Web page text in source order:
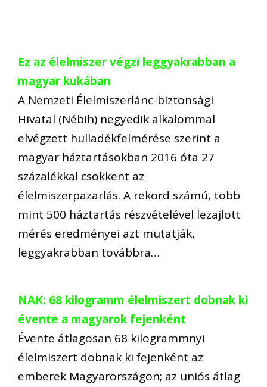
Ez az élelmiszer végzi leggyakrabban a
magyar kukában
A Nemzeti Élelmiszerlánc-biztonsági
Hivatal (Nébih) negyedik alkalommal
elvégzett hulladékfelmérése szerint a
magyar háztartásokban 2016 óta 27
százalékkal csökkent az
élelmiszerpazarlás. A rekord számú, több
mint 500 háztartás részvételével lezajlott
mérés eredményei azt mutatják,
leggyakrabban továbbra…
NAK: 68 kilogramm élelmiszert dobnak ki
évente a magyarok fejenként
Évente átlagosan 68 kilogrammnyi
élelmiszert dobnak ki fejenként az
emberek Magyarországon; az uniós átlag